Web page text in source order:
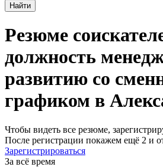
Найти
Резюме
должность
развитию со
графиком в
Чтобы видеть все резюме,
После регистрации покажем ещё 2 и
Зарегистрироваться
За всё время